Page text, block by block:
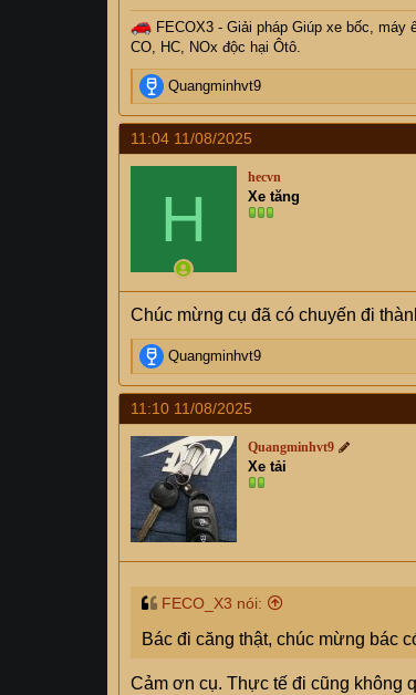
FECOX3 - Giải pháp Giúp xe bốc,
CO, HC, NOx độc hại Ôtô.
R
e
a
c
t
n
s
Quangminhvt9
11:04 11/08/2025
H
hecvn
Xe tăng
Chúc mừng cụ đã có chuyến đi
R
e
a
c
t
i
o
n
s
:
Quangminhvt9
11:10 11/08/2025
Quangminhvt9
Xe tải
FECO_X3 nói:
Bác đi căng thật, chúc mừng bác
Cảm ơn cụ. Thực tế đi cũng không